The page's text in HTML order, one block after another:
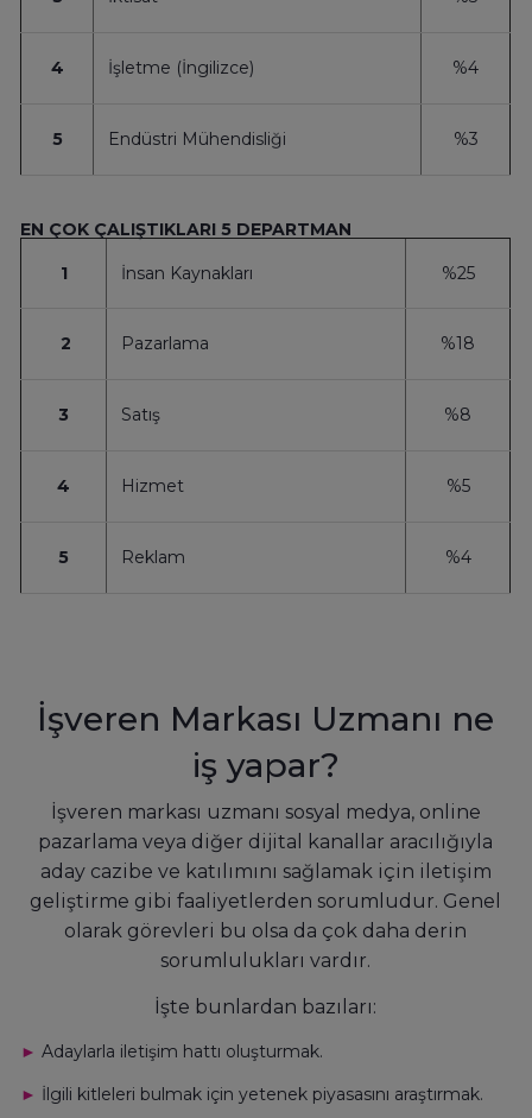
4 İşletme (İngilizce) %4
5 Endüstri Mühendisliği %3
EN ÇOK ÇALIŞTIKLARI 5 DEPARTMAN
1 İnsan Kaynakları %25
2 Pazarlama %18
3 Satış %8
4 Hizmet %5
5 Reklam %4
İşveren Markası Uzmanı ne
iş yapar?
İşveren markası uzmanı sosyal medya, online
pazarlama veya diğer dijital kanallar aracılığıyla
aday cazibe ve katılımını sağlamak için iletişim
geliştirme gibi faaliyetlerden sorumludur. Genel
olarak görevleri bu olsa da çok daha derin
sorumlulukları vardır.
İşte bunlardan bazıları:
► Adaylarla iletişim hattı oluşturmak.
► İlgili kitleleri bulmak için yetenek piyasasını araştırmak.